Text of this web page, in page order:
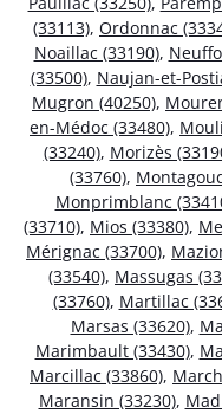
(33113), Ordonnac
Noaillac (33190),
(33500), Naujan-et-
Mugron (40250),
en-Médoc (33480),
(33240), Morizès
(33760),
Monprimblanc
(33710), Mios (33380),
Mérignac (33700),
(33540), Massugas
(33760), Martillac
Marsas (33620),
Marimbault (33430),
Marcillac (33860),
Maransin (33230),